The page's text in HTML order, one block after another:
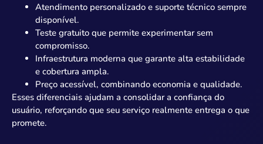
Atendimento personalizado e suporte técnico sempre
disponível.
Teste gratuito que permite experimentar sem
compromisso.
Infraestrutura moderna que garante alta estabilidade
e cobertura ampla.
Preço acessível, combinando economia e qualidade.
Esses diferenciais ajudam a consolidar a confiança do
usuário, reforçando que seu serviço realmente entrega o que
promete.